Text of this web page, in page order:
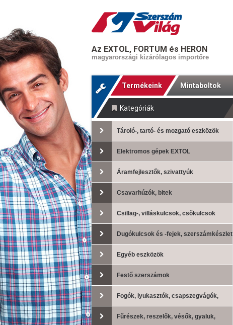
Az EXTOL, FORTUM és HERON
magyarországi kizárólagos importőre
Termékeink Mintaboltok
Kategóriák
Tároló-, tartó- és mozgató eszközök
Elektromos gépek EXTOL
Áramfejlesztők, szivattyúk
Csavarhúzók, bitek
Csillag-, villáskulcsok, csőkulcsok
Dugókulcsok és -fejek, szerszámkészlet
Egyéb eszközök
Festő szerszámok
Fogók, lyukasztók, csapszegvágók,
lemezollókFűrészek, reszelők, vésők, gyaluk,